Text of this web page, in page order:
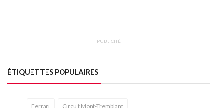
PUBLICITÉ
ÉTIQUETTES POPULAIRES
Ferrari Circuit Mont-Tremblant